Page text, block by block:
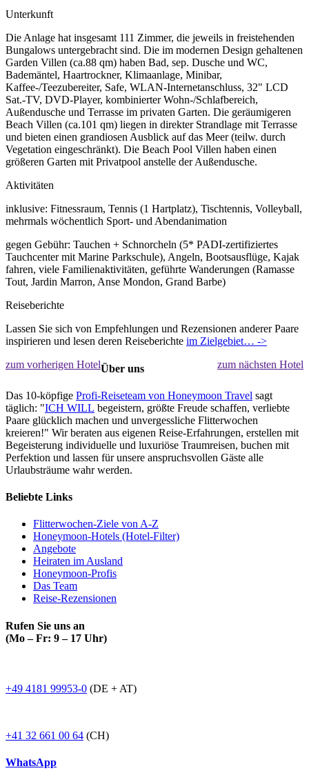
Unterkunft
Die Anlage hat insgesamt 111 Zimmer, die jeweils in freistehenden
Bungalows untergebracht sind. Die im modernen Design gehaltenen
Garden Villen (ca.88 qm) haben Bad, sep. Dusche und WC,
Bademäntel, Haartrockner, Klimaanlage, Minibar,
Kaffee-/Teezubereiter, Safe, WLAN-Internetanschluss, 32" LCD
Sat.-TV, DVD-Player, kombinierter Wohn-/Schlafbereich,
Außendusche und Terrasse im privaten Garten. Die geräumigeren
Beach Villen (ca.101 qm) liegen in direkter Strandlage mit Terrasse
und bieten einen grandiosen Ausblick auf das Meer (teilw. durch
Vegetation eingeschränkt). Die Beach Pool Villen haben einen
größeren Garten mit Privatpool anstelle der Außendusche.
Aktivitäten
inklusive: Fitnessraum, Tennis (1 Hartplatz), Tischtennis, Volleyball,
mehrmals wöchentlich Sport- und Abendanimation
gegen Gebühr: Tauchen + Schnorcheln (5* PADI-zertifiziertes
Tauchcenter mit Marine Parkschule), Angeln, Bootsausflüge, Kajak
fahren, viele Familienaktivitäten, geführte Wanderungen (Ramasse
Tout, Jardin Marron, Anse Mondon, Grand Barbe)
Reiseberichte
Lassen Sie sich von Empfehlungen und Rezensionen anderer Paare
inspirieren und lesen deren Reiseberichte im Zielgebiet… ->
zum vorherigen Hotel
zum nächsten Hotel
Über uns
Das 10-köpfige Profi-Reiseteam von Honeymoon Travel sagt
täglich: "ICH WILL begeistern, größte Freude schaffen, verliebte
Paare glücklich machen und unvergessliche Flitterwochen
kreieren!" Wir beraten aus eigenen Reise-Erfahrungen, erstellen mit
Begeisterung individuelle und luxuriöse Traumreisen, buchen mit
Perfektion und lassen für unsere anspruchsvollen Gäste alle
Urlaubsträume wahr werden.
Beliebte Links
Flitterwochen-Ziele von A-Z
Honeymoon-Hotels (Hotel-Filter)
Angebote
Heiraten im Ausland
Honeymoon-Profis
Das Team
Reise-Rezensionen
Rufen Sie uns an
(Mo – Fr: 9 – 17 Uhr)
+49 4181 99953-0 (DE + AT)
+41 32 661 00 64 (CH)
WhatsApp